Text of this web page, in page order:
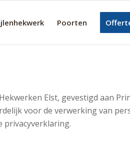
Poorten
Elst, gevestigd aan
voor de verwerking van
privacyverklaring.